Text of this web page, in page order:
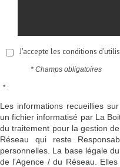
J'accepte les conditions
* Champs obligatoires
* :
Les informations recueillies
un fichier informatisé par La
du traitement pour la gestion
Réseau qui reste
personnelles. La base légale
de l'Agence / du Réseau.